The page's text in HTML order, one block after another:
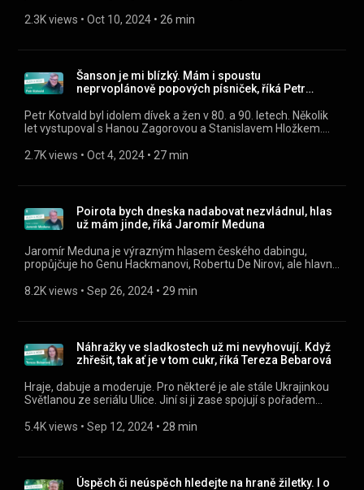
absolvoval v loňském roce a které pokračuje díky zájmu
aplikaci mujRozhlas https://rozhl.as/mujRozhlasAplikace •
Alex a host na mujRozhlas.cz
https://www.mujrozhlas.cz/alex-host » Sledujte nás na
Facebooku: https://www.facebook.com/ceskyrozhlasregion
2.3K views • Oct 10, 2024 • 26 min
Šanson je mi blízký. Mám i spoustu
neprvoplánově popových písniček, říká Petr
Petr Kotvald byl idolem dívek a žen v 80. a 90. letech. Několik
let vystupoval s Hanou Zagorovou a Stanislavem Hložkem.
Nedávno představil svůj nový videoklip a chystá několik
https://www.mujrozhlas.cz/alex-host » Sledujte nás na
Facebooku: https://www.facebook.com/ceskyrozhlasregion
2.7K views • Oct 4, 2024 • 27 min
Poirota bych dneska nadabovat nezvládnul, hlas
už mám jinde, říká Jaromír Meduna
Jaromír Meduna je výrazným hlasem českého dabingu,
propůjčuje ho Genu Hackmanovi, Robertu De Nirovi, ale hlavně
jsem daboval před deseti lety, teď už se mi hodně změnil
mujRozhlas.cz https://www.mujrozhlas.cz/alex-host »
Sledujte nás na Facebooku:
https://www.facebook.com/ceskyrozhlasregion
8.2K views • Sep 26, 2024 • 29 min
Náhražky ve sladkostech už mi nevyhovují. Když
zhřešit, tak ať je v tom cukr, říká Tereza Bebarová
Hraje, dabuje a moderuje. Pro některé je ale stále Ukrajinkou
Světlanou ze seriálu Ulice. Jiní si ji zase spojují s pořadem
nechce věřit, že všechny sladkosti v soutěži Peče celá země
trochu baví,“ říká Tereza Bebarová, která nastavila tělu nový
5.4K views • Sep 12, 2024 • 28 min
Úspěch či neúspěch hledejte na hraně žiletky. I o